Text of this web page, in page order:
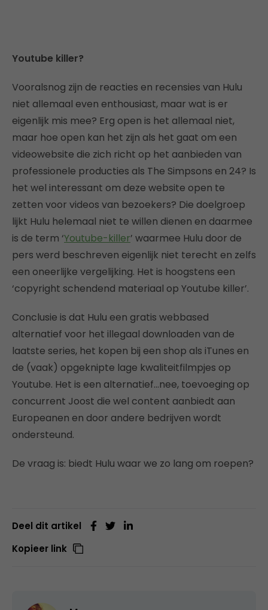
Youtube killer?
Vooralsnog zijn de reacties en recensies van Hulu
niet allemaal even enthousiast, maar wat is er
eigenlijk mis mee? Erg open is het allemaal niet,
maar hoe open kan het zijn als het gaat om een
videowebsite die zich richt op het aanbieden van
professionele producties als The Simpsons en 24? Is
het wel interessant om deze website open te
zetten voor videos van bezoekers? Die doelgroep
lijkt Hulu helemaal niet te willen dienen en daarmee
is de term ‘Youtube-killer’ waarmee Hulu door de
pers werd beschreven eigenlijk niet terecht en zelfs
een oneerlijke vergelijking. Het is hoogstens een
‘copyright schendend materiaal op Youtube killer’.
Conclusie is dat Hulu een gratis webbased
alternatief voor het illegaal downloaden van de
laatste series, het kopen bij een shop als iTunes en
de (vaak) opgeknipte lage kwaliteitfilmpjes op
Youtube. Het is een alternatief…nee, toevoeging op
concurrent Joost die wel content aanbiedt aan
Europeanen en door andere bedrijven wordt
ondersteund.
De vraag is: biedt Hulu waar we zo lang om roepen?
Deel dit artikel
Kopieer link